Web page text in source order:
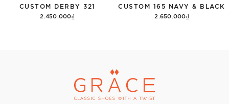
CUSTOM DERBY 321
2.450.000₫
CUSTOM 165 NAVY & BLACK
2.650.000₫